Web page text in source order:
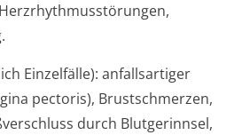
Einzelfälle): anfallsartiger
pectoris), Brustschmerzen,
durch Blutgerinnsel,